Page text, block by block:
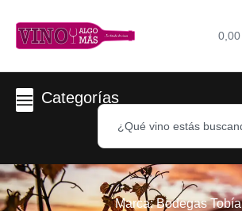
0,00
Categorías
Marca: Bodegas Tobía